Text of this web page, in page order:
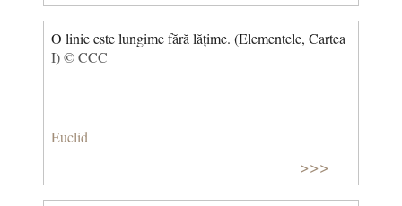
O linie este lungime fără lățime. (Elementele, Cartea
I) © CCC
Euclid
>>>